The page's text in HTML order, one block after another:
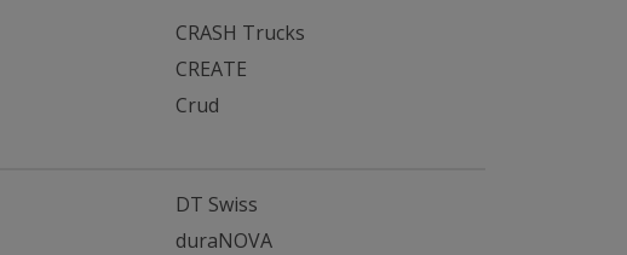
CRASH Trucks
CREATE
Crud
DT Swiss
duraNOVA